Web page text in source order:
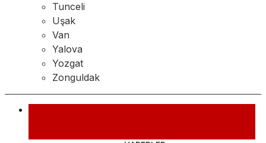
Tunceli
Uşak
Van
Yalova
Yozgat
Zonguldak